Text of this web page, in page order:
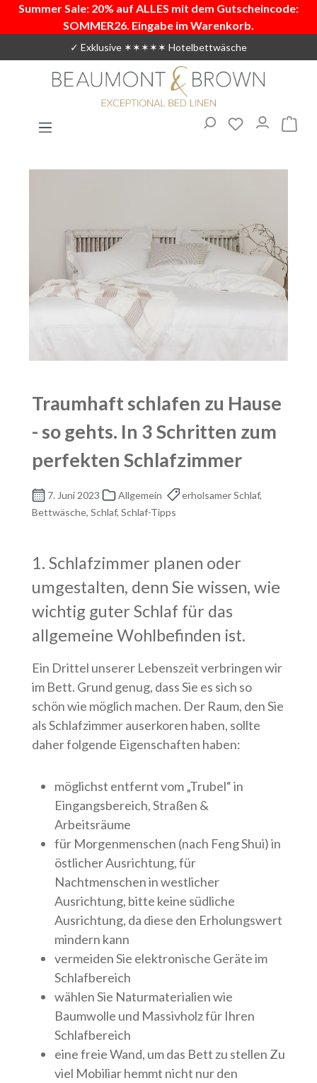
Zum Hauptinhalt springen
Summer Sale: 20% auf ALLES mit dem Gutscheincode:
SOMMER26. Eingabe im Warenkorb.
✓ Exklusive ✶✶✶✶✶ Hotelbettwäsche
Du hast 0
Traumhaft schlafen zu Hause
- so gehts. In 3 Schritten zum
perfekten Schlafzimmer
7. Juni 2023 Allgemein
erholsamer Schlaf,
Bettwäsche, Schlaf, Schlaf-Tipps
1. Schlafzimmer planen oder
umgestalten, denn Sie wissen, wie
wichtig guter Schlaf für das
allgemeine Wohlbefinden ist.
Ein Drittel unserer Lebenszeit verbringen wir
im Bett. Grund genug, dass Sie es sich so
schön wie möglich machen. Der Raum, den Sie
als Schlafzimmer auserkoren haben, sollte
daher folgende Eigenschaften haben:
möglichst entfernt vom „Trubel“ in
Eingangsbereich, Straßen &
Arbeitsräume
für Morgenmenschen (nach Feng Shui) in
östlicher Ausrichtung, für
Nachtmenschen in westlicher
Ausrichtung, bitte keine südliche
Ausrichtung, da diese den Erholungswert
mindern kann
vermeiden Sie elektronische Geräte im
Schlafbereich
wählen Sie Naturmaterialien wie
Baumwolle und Massivholz für Ihren
Schlafbereich
eine freie Wand, um das Bett zu stellen Zu
viel Mobiliar hemmt nicht nur den